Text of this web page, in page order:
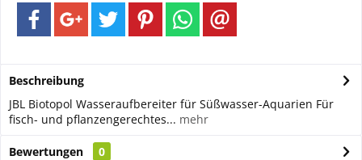
Beschreibung
JBL Biotopol Wasseraufbereiter für Süßwasser-Aquarien Für
fisch- und pflanzengerechtes... mehr
Bewertungen
0